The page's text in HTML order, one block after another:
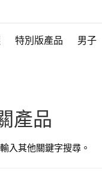
特別版產品 男子
產品
入其他關鍵字搜尋。